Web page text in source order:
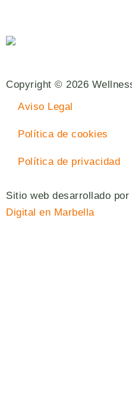
Copyright © 2026
Aviso Legal
Política de cookies
Política de privacidad
Sitio web desarrollado por
Digital en Marbella